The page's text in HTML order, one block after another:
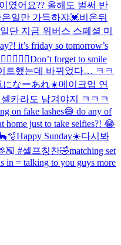
였어요?? 올해도 벌써 반
일만 가득하쟈💓비온뒤
단 지금 위버스 스페셜 미
it’s friday so tomorrow’s
Don’t forget to smile
트했는데 바뀌었다… ㅋㅋ
になーあれ☀️메이크업 연
카라도 남겨야지 ㅋㅋㅋ
on fake lashes😅 do any of
home just to take selfies?! 😂
Happy Sunday☀️다시봐
#셀프칭찬🤣matching set
in = talking to you guys more